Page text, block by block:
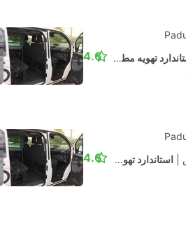
تهویه مطبوع 4.6
استاندارد تهویه مطبوع 4.6